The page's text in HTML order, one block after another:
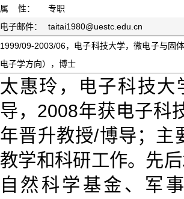
属 性：
专职
电子邮件：
taitai1980@uestc.edu.cn
1999/09-2003/06，电子科技大学，微电子与固
电子学方向），博士
太惠玲，电子科技
导，2008年获电子科
年晋升教授/博导；主
教学和科研工作。先
自然科学基金、军